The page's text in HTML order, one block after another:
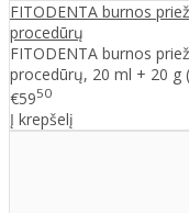
FITODENTA burnos
procedūrų
FITODENTA burnos
procedūrų, 20 ml + 20 g
€5950
Į krepšelį